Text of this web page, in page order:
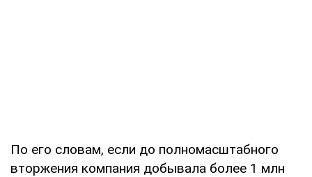
По его словам, если до полномасштабного
вторжения компания добывала более 1 млн